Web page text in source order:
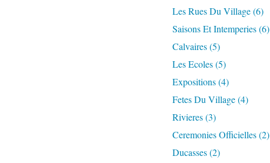
Les Rues Du Village(6)
Saisons Et Intemperies(6)
Calvaires(5)
Les Ecoles(5)
Expositions(4)
Fetes Du Village(4)
Rivieres(3)
Ceremonies Officielles(2)
Ducasses(2)